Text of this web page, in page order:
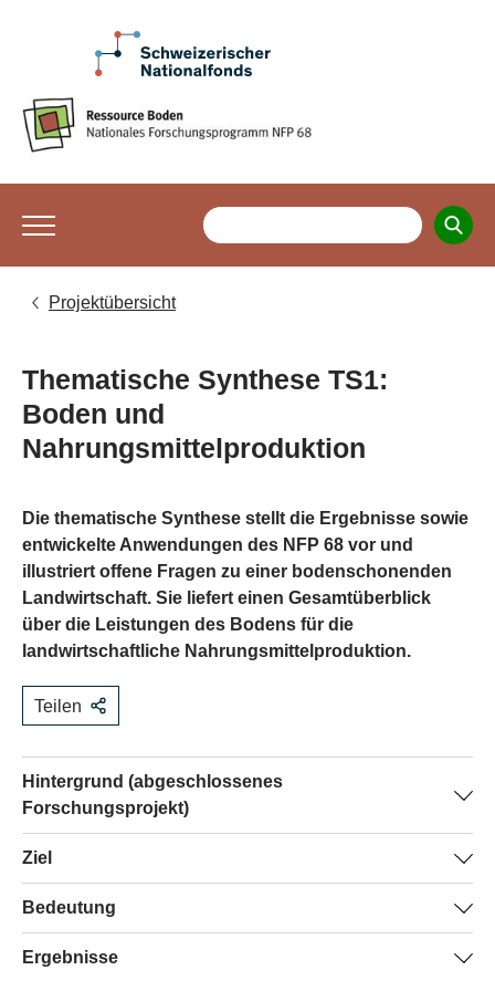
Projektübersicht
Thematische Synthese TS1:
Boden und
Nahrungsmittelproduktion
Die thematische Synthese stellt die Ergebnisse sowie
entwickelte Anwendungen des NFP 68 vor und
illustriert offene Fragen zu einer bodenschonenden
Landwirtschaft. Sie liefert einen Gesamtüberblick
über die Leistungen des Bodens für die
landwirtschaftliche Nahrungsmittelproduktion.
Teilen
Hintergrund (abgeschlossenes
Forschungsprojekt)
Mehrere Projekte des NFP 68 haben untersucht, welche
Art landwirtschaftliche Bewirtschaftungsmethoden die
Ökosystemleistungen, die der Boden zugunsten der
Menschen erbringt, nachhaltig unterstützt und fördert.
Gleichzeitig werden auch ökonomische Aspekte bei der
Ziel
Erkenntnisse der Bodenwissenschaften werden
aufgearbeitet, um zu erkennen, wie sich daraus
Perspektiven zur Verbesserung der Qualität von
Bedeutung
Die thematische Synthese baut auf den Ergebnissen der
Ergebnisse